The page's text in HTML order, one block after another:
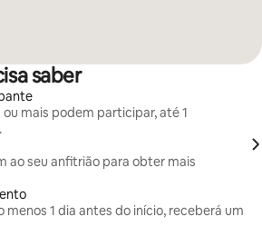
saber
ou mais podem participar, até 1
ao seu anfitrião para obter mais
menos 1 dia antes do início, receberá um